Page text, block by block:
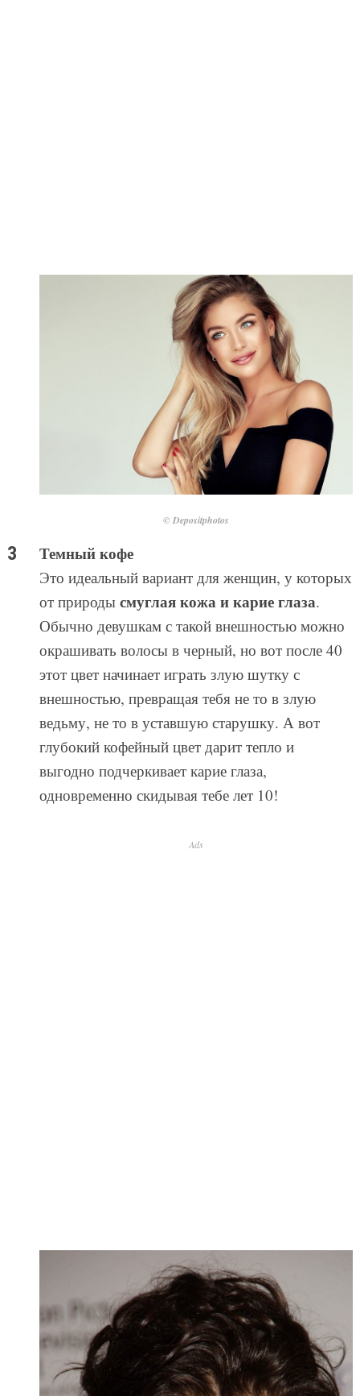
© Depositphotos
Темный кофе
Это идеальный вариант для женщин, у которых
от природы смуглая кожа и карие глаза.
Обычно девушкам с такой внешностью можно
окрашивать волосы в черный, но вот после 40
этот цвет начинает играть злую шутку с
внешностью, превращая тебя не то в злую
ведьму, не то в уставшую старушку. А вот
глубокий кофейный цвет дарит тепло и
выгодно подчеркивает карие глаза,
одновременно скидывая тебе лет 10!
Ads